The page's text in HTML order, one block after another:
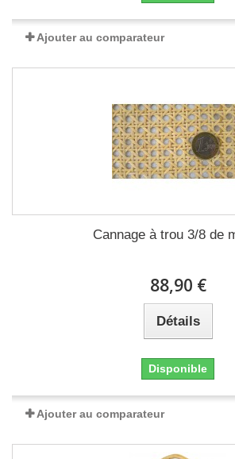
Ajouter au comparateur
Cannage à trou 3/8 de
88,90 €
Détails
Disponible
Ajouter au comparateur